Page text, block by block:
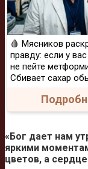
🩸 Мясников
правду: если у
не пейте
Сбивает сахар
«Бог дает нам
яркими
цветов, а